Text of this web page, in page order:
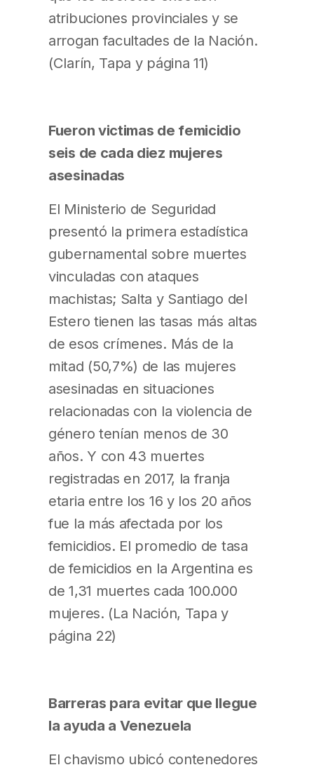
atribuciones provinciales y se
arrogan facultades de la Nación.
(Clarín, Tapa y página 11)
Fueron victimas de femicidio
seis de cada diez mujeres
asesinadas
El Ministerio de Seguridad
presentó la primera estadística
gubernamental sobre muertes
vinculadas con ataques
machistas; Salta y Santiago del
Estero tienen las tasas más altas
de esos crímenes. Más de la
mitad (50,7%) de las mujeres
asesinadas en situaciones
relacionadas con la violencia de
género tenían menos de 30
años. Y con 43 muertes
registradas en 2017, la franja
etaria entre los 16 y los 20 años
fue la más afectada por los
femicidios. El promedio de tasa
de femicidios en la Argentina es
de 1,31 muertes cada 100.000
mujeres. (La Nación, Tapa y
página 22)
Barreras para evitar que llegue
la ayuda a Venezuela
El chavismo ubicó contenedores